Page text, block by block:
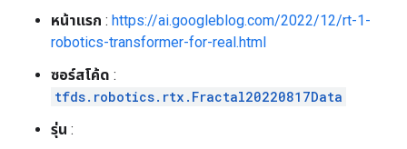
หน้าแรก : https://ai.googleblog.com/2022/12/rt-1-
robotics-transformer-for-real.html
ซอร์สโค้ด :
tfds.robotics.rtx.Fractal20220817Data
รุ่น :